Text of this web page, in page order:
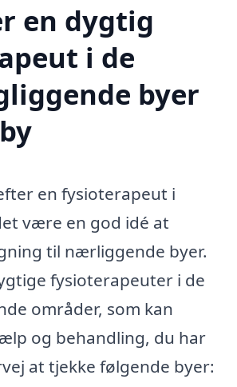
en dygtig
i de
byer
en fysioterapeut i
være en god idé at
til nærliggende byer.
fysioterapeuter i de
områder, som kan
og behandling, du har
at tjekke følgende byer: